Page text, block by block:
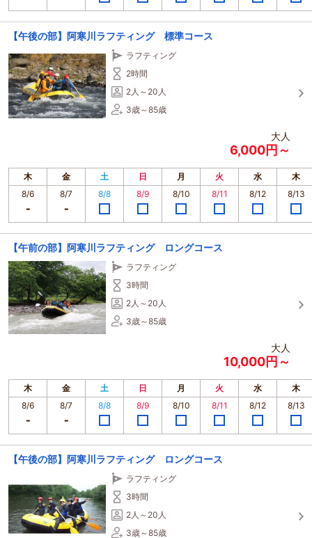
【午後の部】阿寒川ラフティング 標準コース
ラフティング
2時間
2人～20人
3歳～85歳
大人
6,000円～
木 金 土 日 月 火 水
木
8/6
8/7 8/8 8/9 8/10 8/11 8/12 8/13
【午前の部】阿寒川ラフティング ロングコース
ラフティング
3時間
2人～20人
3歳～85歳
大人
10,000円～
木 金 土 日 月 火 水
木
8/6
8/7 8/8 8/9 8/10 8/11 8/12 8/13
【午後の部】阿寒川ラフティング ロングコース
ラフティング
3時間
2人～20人
3歳～85歳